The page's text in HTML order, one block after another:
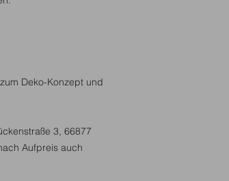
Deko-Konzept und
3, 66877
Aufpreis auch